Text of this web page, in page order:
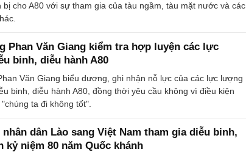
bị cho A80 với sự tham gia của tàu ngầm, tàu mặt nước và các
Phan Văn Giang kiểm tra hợp luyện các lực
binh, diễu hành A80
Văn Giang biểu dương, ghi nhận nỗ lực của các lực lượng
binh, diễu hành A80, đồng thời yêu cầu không vì điều kiện
ta đi không tốt".
nhân dân Lào sang Việt Nam tham gia diễu binh,
kỷ niệm 80 năm Quốc khánh